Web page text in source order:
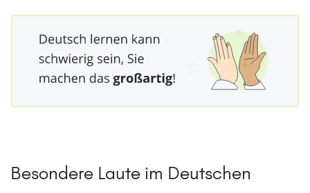
Besondere Laute im Deutschen